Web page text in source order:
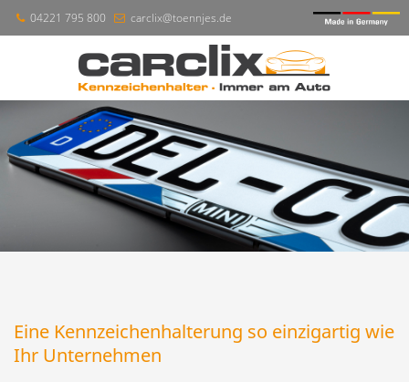
04221 795 800 carclix@toennjes.de
Eine Kennzeichenhalterung so einzigartig wie
Ihr Unternehmen